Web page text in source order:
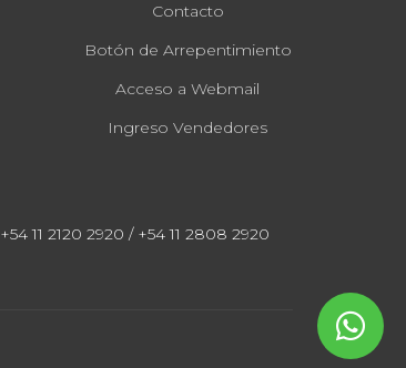
Contacto
Botón de Arrepentimiento
Acceso a Webmail
Ingreso Vendedores
+54 11 2120 2920 / +54 11 2808 2920